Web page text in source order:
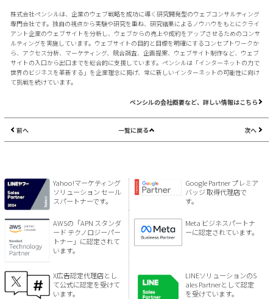
株式会社ペンシルは、企業のウェブ戦略を成功に導く研究開発型のウェブコンサルティング
専門会社です。独自の視点から実験や研究を重ね、研究結果によるノウハウをもとにクライ
アント企業のウェブサイトを分析し、ウェブからの売上や成約をアップさせるためのコンサ
ルティングを実施しています。ウェブサイトの目的と目標を明確にするコンセプトワークか
ら、アクセス分析、マーケティング、競合調査、企画提案、ウェブサイト制作など、ウェブ
サイトの入口から出口までを総合的に支援しています。ペンシルは「インターネットの力で
世界のビジネスを革新する」を企業理念に掲げ、常に新しいインターネットの可能性に向け
て挑戦を続けています。
ペンシルの会社概要など、詳しい情報はこちら
前へ 一覧に戻る 次へ
Yahoo!マーケティング
ソリューション セール
スパートナーです。
Google Partner プレミア
バッジ 取得代理店で
す。
AWSの「APN スタンダ
ード テクノロジーパー
トナー」に認定されて
います。
Meta ビジネスパートナ
ーに認定されています。
X広告認定代理店とし
て公式に認定を受けて
います。
LINEソリューションのS
ales Partnerとして認定
を受けています。